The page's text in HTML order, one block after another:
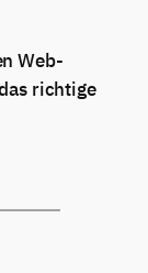
Web-
richtige